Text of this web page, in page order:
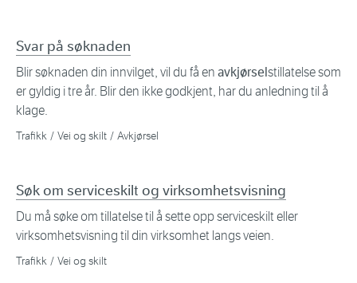
Svar på søknaden
Blir søknaden din innvilget, vil du få en avkjørsel stillatelse som
er gyldig i tre år. Blir den ikke godkjent, har du anledning til å
klage.
Trafikk Vei og skilt Avkjørsel
Søk om serviceskilt og virksomhetsvisning
Du må søke om tillatelse til å sette opp serviceskilt eller
virksomhetsvisning til din virksomhet langs veien.
Trafikk Vei og skilt